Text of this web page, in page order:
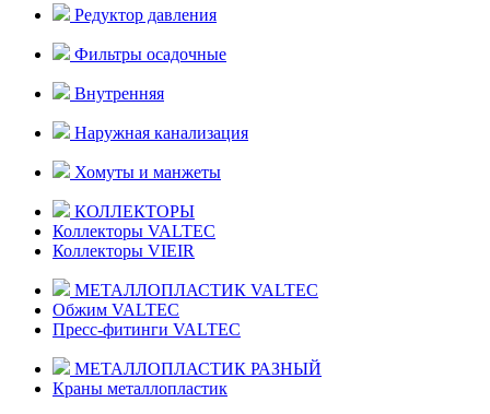
Редуктор давления
Фильтры осадочные
Внутренняя
Наружная канализация
Хомуты и манжеты
КОЛЛЕКТОРЫ
Коллекторы VALTEC
Коллекторы VIEIR
МЕТАЛЛОПЛАСТИК VALTEC
Обжим VALTEC
Пресс-фитинги VALTEC
МЕТАЛЛОПЛАСТИК РАЗНЫЙ
Краны металлопластик